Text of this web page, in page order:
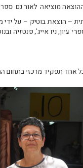
ההוצאה מוציאה לאור גם
כהוצאת ספרים קטנה ואיכותית –
עיון, ניו אייג', פנטזיה
אחד תפקיד מרכזי בתחום